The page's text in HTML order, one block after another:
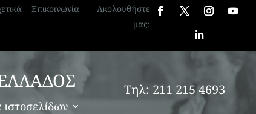
Επικοινωνία
Ακολουθήστε
μας:
ιστοσελίδων
Τηλ: 211 215 4693